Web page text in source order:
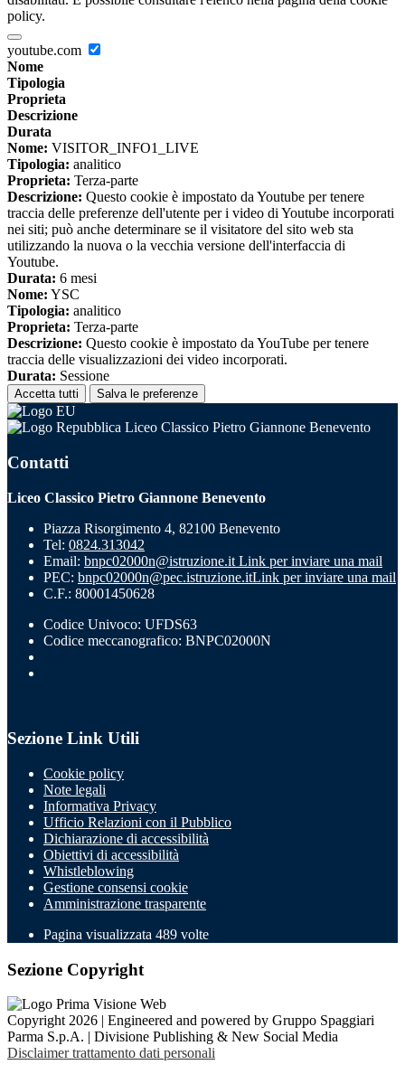
policy.
youtube.com
Nome
Tipologia
Proprieta
Descrizione
Durata
Nome: VISITOR_INFO1_LIVE
Tipologia: analitico
Proprieta: Terza-parte
Descrizione: Questo cookie è impostato da Youtube per tenere
traccia delle preferenze dell'utente per i video di Youtube incorporati
nei siti; può anche determinare se il visitatore del sito web sta
utilizzando la nuova o la vecchia versione dell'interfaccia di
Youtube.
Durata: 6 mesi
Nome: YSC
Tipologia: analitico
Proprieta: Terza-parte
Descrizione: Questo cookie è impostato da YouTube per tenere
traccia delle visualizzazioni dei video incorporati.
Durata: Sessione
Accetta tutti Salva le preferenze
Liceo Classico Pietro Giannone Benevento
Contatti
Liceo Classico Pietro Giannone Benevento
Piazza Risorgimento 4, 82100 Benevento
Tel: 0824.313042
Email: bnpc02000n@istruzione.it Link per inviare una mail
PEC: bnpc02000n@pec.istruzione.itLink per inviare una mail
C.F.: 80001450628
Codice Univoco: UFDS63
Codice meccanografico: BNPC02000N
Sezione Link Utili
Cookie policy
Note legali
Informativa Privacy
Ufficio Relazioni con il Pubblico
Dichiarazione di accessibilità
Obiettivi di accessibilità
Whistleblowing
Gestione consensi cookie
Amministrazione trasparente
Pagina visualizzata 489 volte
Sezione Copyright
Copyright 2026 | Engineered and powered by Gruppo Spaggiari
Parma S.p.A. | Divisione Publishing & New Social Media
Disclaimer trattamento dati personali